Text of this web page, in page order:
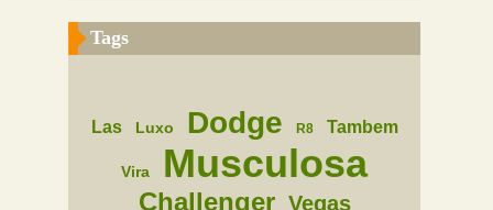
Tags
Las Luxo Dodge R8 Tambem
Vira Musculosa
Challenger Vegas